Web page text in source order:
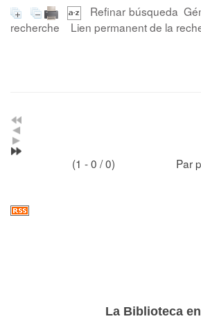
Refinar búsqueda
recherche
Lien permanent de la
(1 - 0 / 0) Par
La Biblioteca